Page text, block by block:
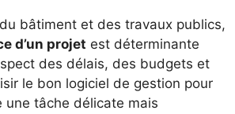
bâtiment et des travaux publics,
d’un projet est déterminante
des délais, des budgets et
le bon logiciel de gestion pour
une tâche délicate mais